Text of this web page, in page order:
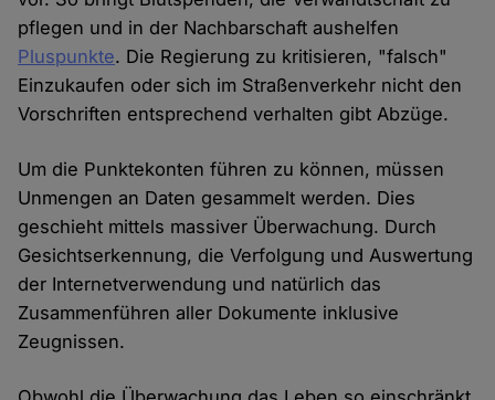
pflegen und in der Nachbarschaft aushelfen
Pluspunkte. Die Regierung zu kritisieren, "falsch"
Einzukaufen oder sich im Straßenverkehr nicht den
Vorschriften entsprechend verhalten gibt Abzüge.
Um die Punktekonten führen zu können, müssen
Unmengen an Daten gesammelt werden. Dies
geschieht mittels massiver Überwachung. Durch
Gesichtserkennung, die Verfolgung und Auswertung
der Internetverwendung und natürlich das
Zusammenführen aller Dokumente inklusive
Zeugnissen.